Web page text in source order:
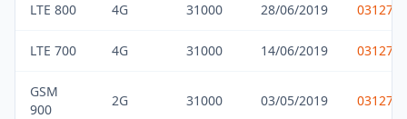
LTE 800 4G 31000 28/06/2019
LTE 700 4G 31000 14/06/2019
GSM
900
2G 31000 03/05/2019